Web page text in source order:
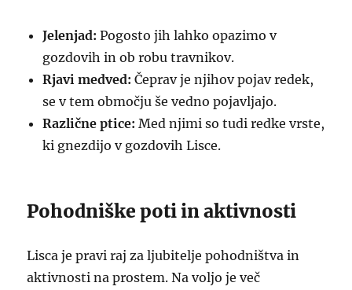
Jelenjad: Pogosto jih lahko opazimo v
gozdovih in ob robu travnikov.
Rjavi medved: Čeprav je njihov pojav redek,
se v tem območju še vedno pojavljajo.
Različne ptice: Med njimi so tudi redke vrste,
ki gnezdijo v gozdovih Lisce.
Pohodniške poti in aktivnosti
Lisca je pravi raj za ljubitelje pohodništva in
aktivnosti na prostem. Na voljo je več